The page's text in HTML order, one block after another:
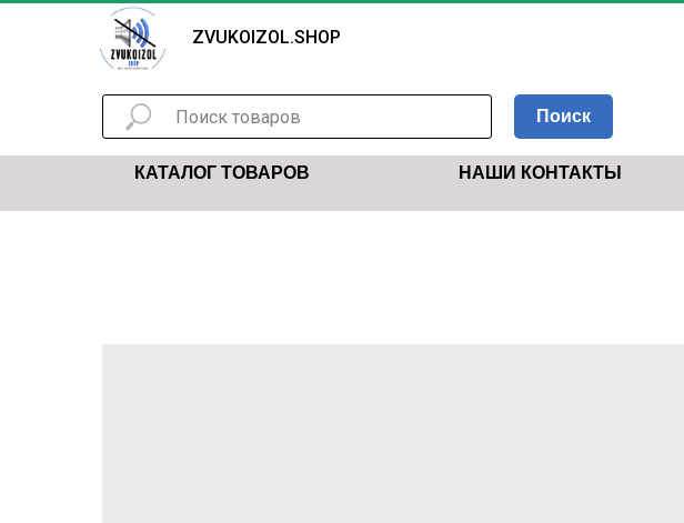
ZVUKOIZOL.SHOP
Поиск
КАТАЛОГ ТОВАРОВ НАШИ КОНТАКТЫ